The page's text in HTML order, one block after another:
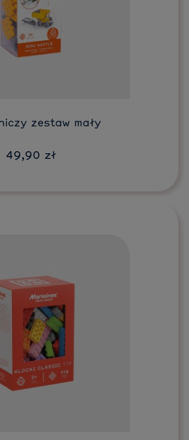
zestaw mały
49,90 zł
Do koszyka